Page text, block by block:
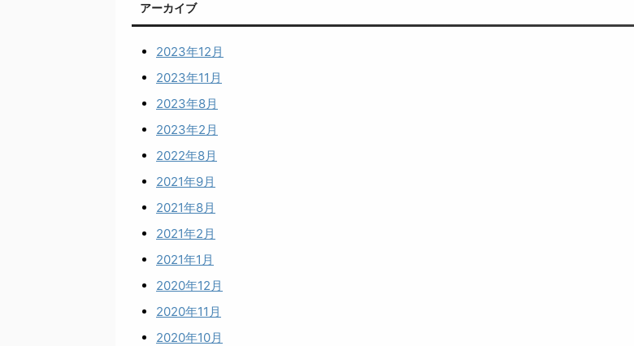
アーカイブ
2023年12月
2023年11月
2023年8月
2023年2月
2022年8月
2021年9月
2021年8月
2021年2月
2021年1月
2020年12月
2020年11月
2020年10月